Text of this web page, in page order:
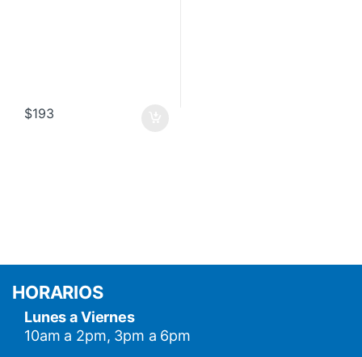
$193
HORARIOS
Lunes a Viernes
10am a 2pm, 3pm a 6pm